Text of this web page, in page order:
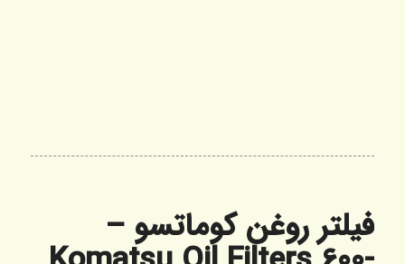
فیلتر روغن کوماتسو –